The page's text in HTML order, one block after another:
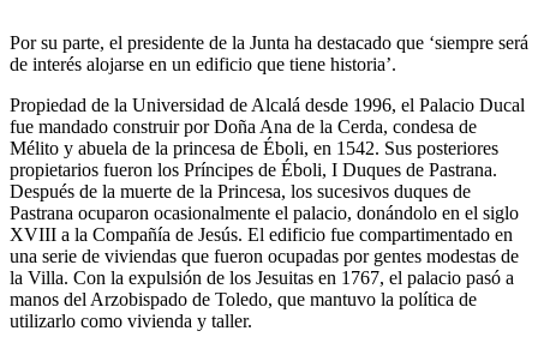
Por su parte, el presidente de la Junta ha destacado que ‘siempre será
de interés alojarse en un edificio que tiene historia’.
Propiedad de la Universidad de Alcalá desde 1996, el Palacio Ducal
fue mandado construir por Doña Ana de la Cerda, condesa de
Mélito y abuela de la princesa de Éboli, en 1542. Sus posteriores
propietarios fueron los Príncipes de Éboli, I Duques de Pastrana.
Después de la muerte de la Princesa, los sucesivos duques de
Pastrana ocuparon ocasionalmente el palacio, donándolo en el siglo
XVIII a la Compañía de Jesús. El edificio fue compartimentado en
una serie de viviendas que fueron ocupadas por gentes modestas de
la Villa. Con la expulsión de los Jesuitas en 1767, el palacio pasó a
manos del Arzobispado de Toledo, que mantuvo la política de
utilizarlo como vivienda y taller.